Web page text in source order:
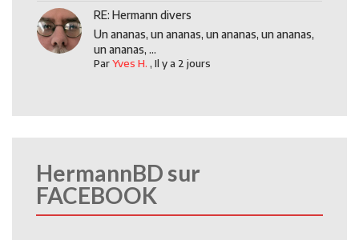
RE: Hermann divers
Un ananas, un ananas, un ananas, un ananas,
un ananas, ...
ParYves H. ,Il y a 2 jours
HermannBD sur
FACEBOOK